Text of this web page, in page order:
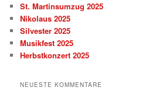
n
St. Martinsumzug 2025
Nikolaus 2025
Silvester 2025
Musikfest 2025
Herbstkonzert 2025
NEUESTE KOMMENTARE